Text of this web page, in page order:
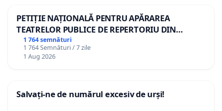
PETIȚIE NAȚIONALĂ PENTRU APĂRAREA
TEATRELOR PUBLICE DE REPERTORIU DIN
ROMÂNIA
1 764 semnături
1 764 Semnături / 7 zile
1 Aug 2026
Salvați-ne de numărul excesiv de urși!